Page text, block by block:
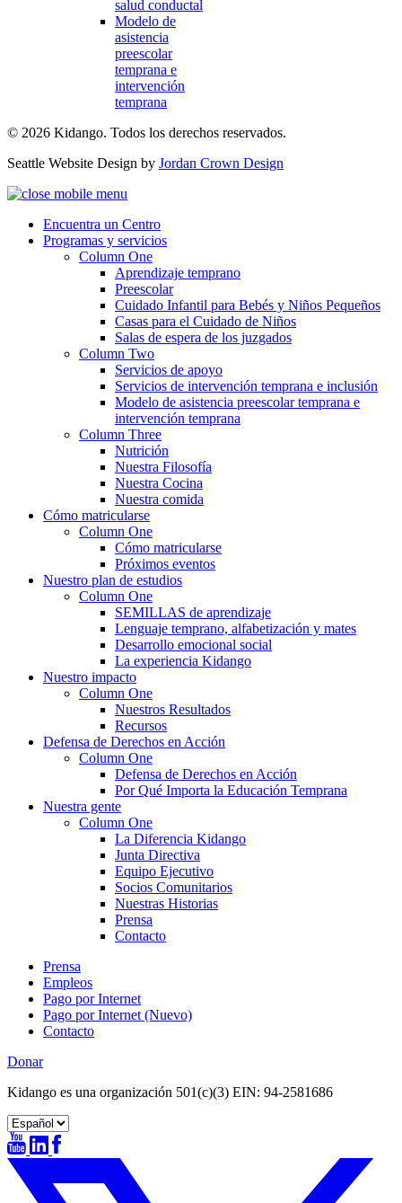
salud conductal
Modelo de
asistencia
preescolar
temprana e
intervención
temprana
© 2026 Kidango. Todos los derechos reservados.
Seattle Website Design by Jordan Crown Design
Encuentra un Centro
Programas y servicios
Column One
Aprendizaje temprano
Preescolar
Cuidado Infantil para Bebés y Niños Pequeños
Casas para el Cuidado de Niños
Salas de espera de los juzgados
Column Two
Servicios de apoyo
Servicios de intervención temprana e inclusión
Modelo de asistencia preescolar temprana e
intervención temprana
Column Three
Nutrición
Nuestra Filosofía
Nuestra Cocina
Nuestra comida
Cómo matricularse
Column One
Cómo matricularse
Próximos eventos
Nuestro plan de estudios
Column One
SEMILLAS de aprendizaje
Lenguaje temprano, alfabetización y mates
Desarrollo emocional social
La experiencia Kidango
Nuestro impacto
Column One
Nuestros Resultados
Recursos
Defensa de Derechos en Acción
Column One
Defensa de Derechos en Acción
Por Qué Importa la Educación Temprana
Nuestra gente
Column One
La Diferencia Kidango
Junta Directiva
Equipo Ejecutivo
Socios Comunitarios
Nuestras Historias
Prensa
Contacto
Prensa
Empleos
Pago por Internet
Pago por Internet (Nuevo)
Contacto
Donar
Kidango es una organización 501(c)(3) EIN: 94-2581686